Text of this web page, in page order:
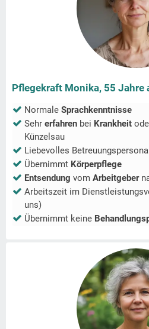
Pflegekraft Monika, 55 Jahre
Normale Sprachkenntnisse
Sehr erfahren bei Krankheit
Künzelsau
Liebevolles Betreuungspersonal
Übernimmt Körperpflege
Entsendung vom Arbeitgeber
Arbeitszeit im
uns)
Übernimmt keine